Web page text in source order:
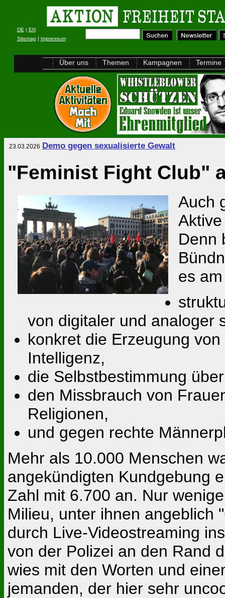
DE | EN
Sitemap| Impressum
Über uns Themen Kampagnen Termine
23.03.2026 Demo gegen sexualisierte Gewalt
"Feminist Fight Club"
Auch
Denn
es
von digitaler und analoger
konkret die Erzeugung
Intelligenz,
die Selbstbestimmung
den Missbrauch von
Religionen,
und gegen rechte
Mehr als 10.000 Menschen
angekündigten Kundgebung
Zahl mit 6.700 an. Nur
Milieu, unter ihnen angeblich
durch Live-Videostreaming
von der Polizei an den Rand
wies mit den Worten und
jemanden, der hier sehr